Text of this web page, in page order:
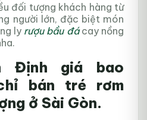
đối tượng khách hàng từ
người lớn, đặc biệt món
ly rượu bầu đácay nồng
Định giá bao
bán tré rơm
ở Sài Gòn.